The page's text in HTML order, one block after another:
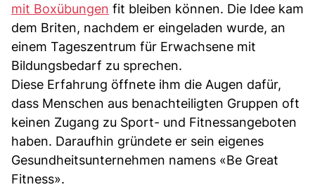
mit Boxübungen fit bleiben können. Die Idee kam
dem Briten, nachdem er eingeladen wurde, an
einem Tageszentrum für Erwachsene mit
Bildungsbedarf zu sprechen.
Diese Erfahrung öffnete ihm die Augen dafür,
dass Menschen aus benachteiligten Gruppen oft
keinen Zugang zu Sport- und Fitnessangeboten
haben. Daraufhin gründete er sein eigenes
Gesundheitsunternehmen namens «Be Great
Fitness».